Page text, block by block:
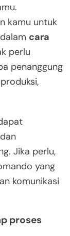
kamu untuk
cara
perlu
penanggung
Jika perlu,
yang
komunikasi
proses